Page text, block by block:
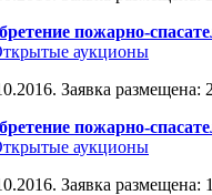
пожарно-
аукционы
Заявка размещена:
пожарно-
аукционы
Заявка размещена: